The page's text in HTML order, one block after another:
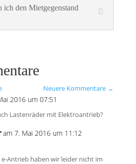
ich den Mietgegenstand
Neuere Kommentare →
2016 um 07:51
Lastenräder mit Elektroantrieb?
am 7. Mai 2016 um 11:12
Antrieb haben wir leider nicht im